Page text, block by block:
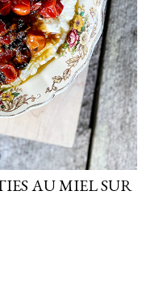
AU MIEL SUR